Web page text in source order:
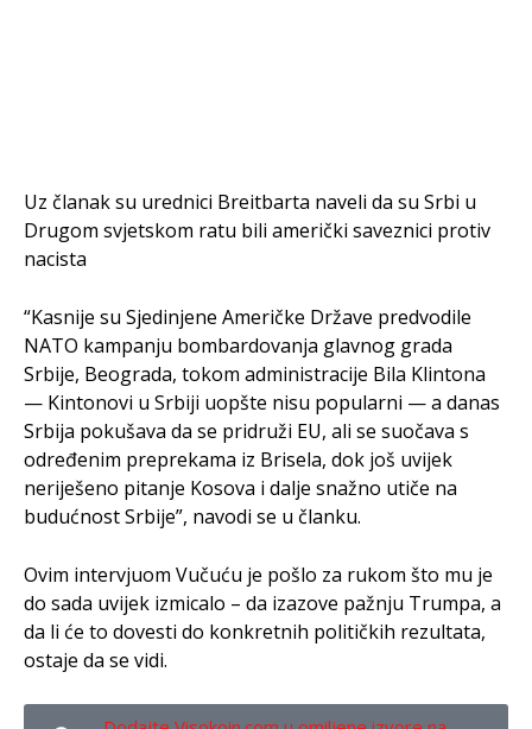
Uz članak su urednici Breitbarta naveli da su Srbi u
Drugom svjetskom ratu bili američki saveznici protiv
nacista
“Kasnije su Sjedinjene Američke Države predvodile
NATO kampanju bombardovanja glavnog grada
Srbije, Beograda, tokom administracije Bila Klintona
— Kintonovi u Srbiji uopšte nisu popularni — a danas
Srbija pokušava da se pridruži EU, ali se suočava s
određenim preprekama iz Brisela, dok još uvijek
neriješeno pitanje Kosova i dalje snažno utiče na
budućnost Srbije”, navodi se u članku.
Ovim intervjuom Vučuću je pošlo za rukom što mu je
do sada uvijek izmicalo – da izazove pažnju Trumpa, a
da li će to dovesti do konkretnih političkih rezultata,
ostaje da se vidi.